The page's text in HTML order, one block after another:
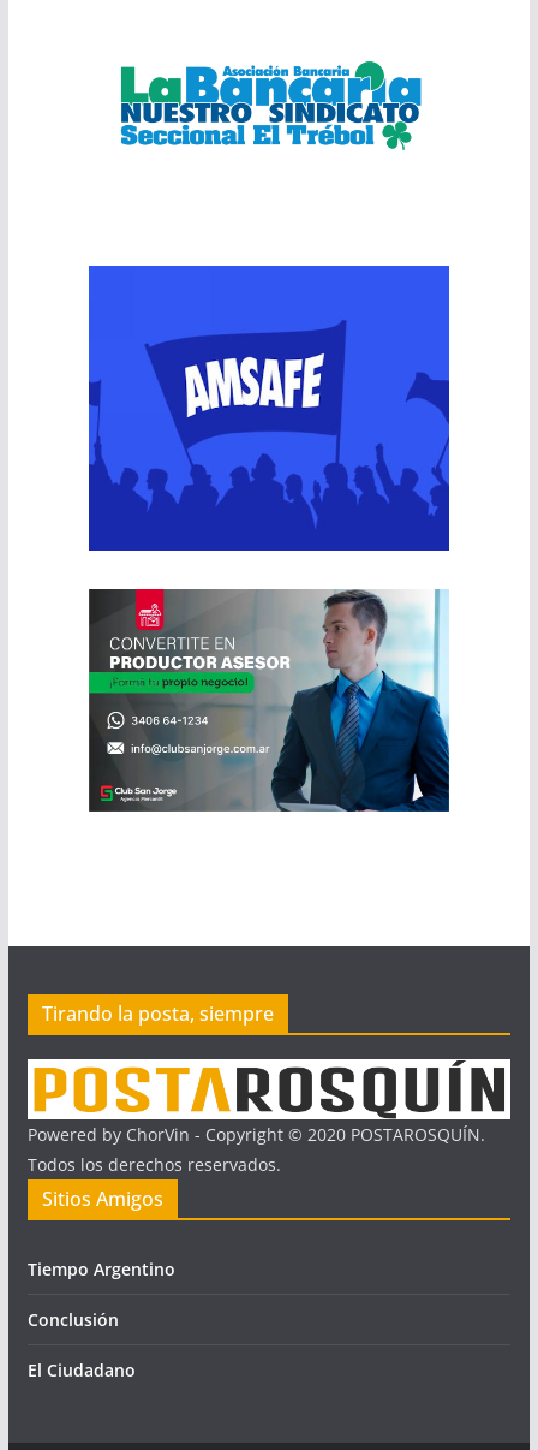
Tirando la posta, siempre
Powered by ChorVin - Copyright © 2020 POSTAROSQUÍN.
Todos los derechos reservados.
Sitios Amigos
Tiempo Argentino
Conclusión
El Ciudadano